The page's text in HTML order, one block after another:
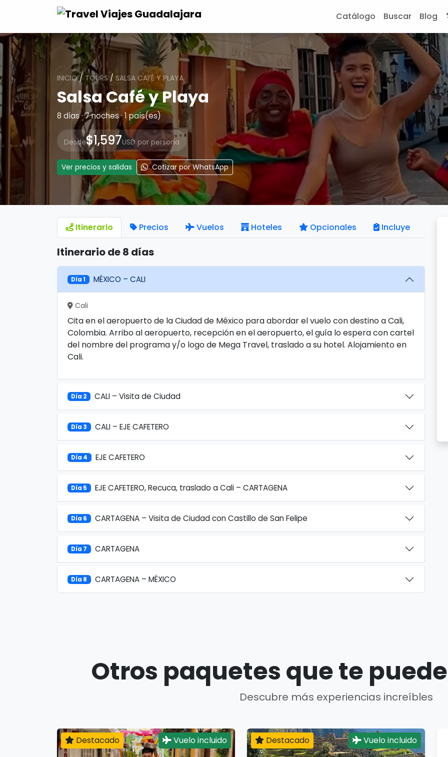
Catálogo Buscar Blog
INICIO/ TOURS/ SALSA CAFÉ Y PLAYA
Salsa Café y Playa
8 días · 7 noches · 1 país(es)
Desde$1,597USD por persona
Ver precios y salidas Cotizar por WhatsApp
Itinerario Precios Vuelos Hoteles Opcionales Incluye
Itinerario de 8 días
Día 1 MÉXICO – CALI
Cali
Cita en el aeropuerto de la Ciudad de México para abordar el vuelo con destino a Cali,
Colombia. Arribo al aeropuerto, recepción en el aeropuerto, el guía lo espera con cartel
del nombre del programa y/o logo de Mega Travel, traslado a su hotel. Alojamiento en
Cali.
Día 2 CALI – Visita de Ciudad
Día 3 CALI – EJE CAFETERO
Día 4 EJE CAFETERO
Día 5 EJE CAFETERO, Recuca, traslado a Cali – CARTAGENA
Día 6 CARTAGENA – Visita de Ciudad con Castillo de San Felipe
Día 7 CARTAGENA
Día 8 CARTAGENA – MÉXICO
Otros paquetes que te
Descubre más experiencias increíbles
Destacado Vuelo incluido Destacado Vuelo incluido